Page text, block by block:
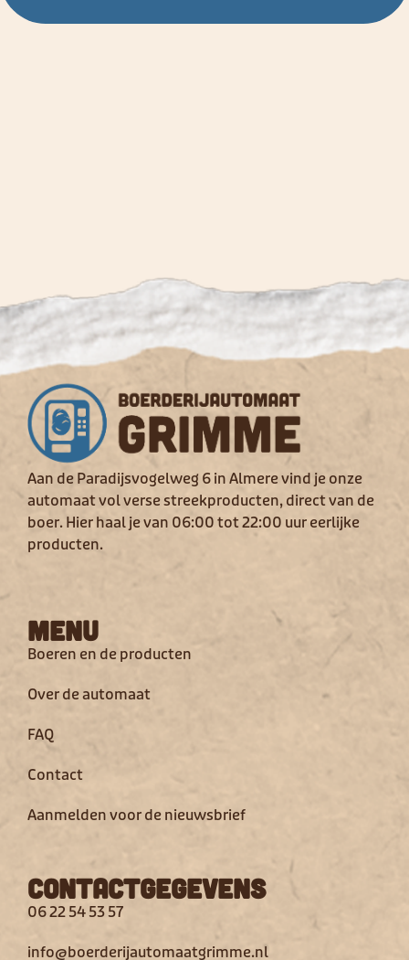
Aan de Paradijsvogelweg 6 in Almere vind je onze
automaat vol verse streekproducten, direct van de
boer. Hier haal je van 06:00 tot 22:00 uur eerlijke
producten.
Menu
Boeren en de producten
Over de automaat
FAQ
Contact
Aanmelden voor de nieuwsbrief
Contactgegevens
06 22 54 53 57
info@boerderijautomaatgrimme.nl